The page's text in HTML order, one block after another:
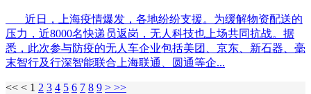
近日，上海疫情爆发，各地纷纷支援。为缓解物资配送的
压力，近8000名快递员返岗，无人科技也上场共同抗战。据
悉，此次参与防疫的无人车企业包括美团、京东、新石器、毫
末智行及行深智能联合上海联通、圆通等企...
<< < 1 2 3 4 5 6 7 8 9 > >>